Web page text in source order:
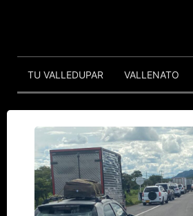
TU VALLEDUPAR VALLENATO